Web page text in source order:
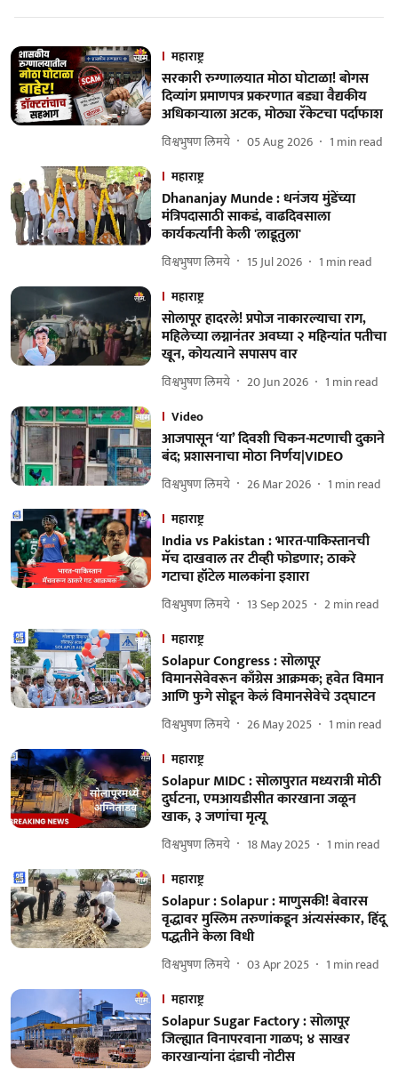
महाराष्ट्र
सरकारी रुग्णालयात मोठा घोटाळा! बोगस
दिव्यांग प्रमाणपत्र प्रकरणात बड्या वैद्यकीय
अधिकाऱ्याला अटक, मोठ्या रॅकेटचा पर्दाफाश
विश्वभुषण लिमये 05 Aug 2026 1 min read
महाराष्ट्र
Dhananjay Munde : धनंजय मुंडेंच्या
मंत्रिपदासाठी साकडं, वाढदिवसाला
कार्यकर्त्यांनी केली 'लाडूतुला'
विश्वभुषण लिमये 15 Jul 2026 1 min read
महाराष्ट्र
सोलापूर हादरले! प्रपोज नाकारल्याचा राग,
महिलेच्या लग्नानंतर अवघ्या २ महिन्यांत पतीचा
खून, कोयत्याने सपासप वार
विश्वभुषण लिमये 20 Jun 2026 1 min read
Video
आजपासून ‘या’ दिवशी चिकन-मटणाची दुकाने
बंद; प्रशासनाचा मोठा निर्णय|VIDEO
विश्वभुषण लिमये 26 Mar 2026 1 min read
महाराष्ट्र
India vs Pakistan : भारत-पाकिस्तानची
मॅच दाखवाल तर टीव्ही फोडणार; ठाकरे
गटाचा हॉटेल मालकांना इशारा
विश्वभुषण लिमये 13 Sep 2025 2min read
महाराष्ट्र
Solapur Congress : सोलापूर
विमानसेवेवरून काँग्रेस आक्रमक; हवेत विमान
आणि फुगे सोडून केलं विमानसेवेचे उद्घाटन
विश्वभुषण लिमये 26 May 2025 1 min read
महाराष्ट्र
Solapur MIDC : सोलापुरात मध्यरात्री मोठी
दुर्घटना, एमआयडीसीत कारखाना जळून
खाक, ३ जणांचा मृत्यू
विश्वभुषण लिमये 18 May 2025 1 min read
महाराष्ट्र
Solapur : Solapur : माणुसकी! बेवारस
वृद्धावर मुस्लिम तरुणांकडून अंत्यसंस्कार, हिंदू
पद्धतीने केला विधी
विश्वभुषण लिमये 03 Apr 2025 1 min read
महाराष्ट्र
Solapur Sugar Factory : सोलापूर
जिल्ह्यात विनापरवाना गाळप; ४ साखर
कारखान्यांना दंडाची नोटीस